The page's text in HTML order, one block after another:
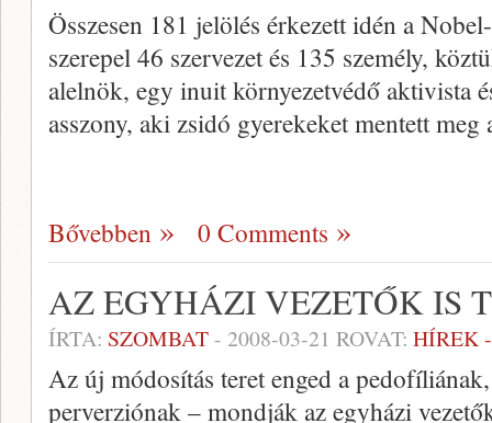
Összesen 181 jelölés érkezett idén a
szerepel 46 szervezet és 135 személy,
alelnök, egy inuit környezetvédő aktivista
asszony, aki zsidó gyerekeket mentett
Bővebben 0 Comments
AZ EGYHÁZI VEZETŐK IS
ÍRTA: SZOMBAT- 2008-03-21 ROVAT: HÍREK
Az új módosítás teret enged a
perverziónak – mondják az egyházi